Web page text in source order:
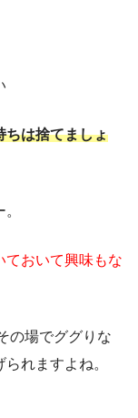
ちは捨てましょ
おいて興味もな
の場でググりな
れますよね。